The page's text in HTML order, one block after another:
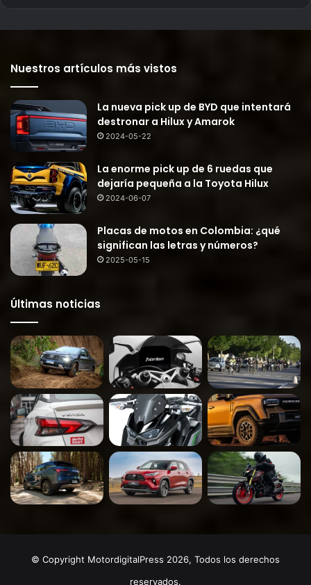
Nuestros artículos más vistos
La nueva pick up de BYD que intentará
destronar a Hilux y Amarok
2024-05-22
La enorme pick up de 6 ruedas que
dejaría pequeña a la Toyota Hilux
2024-06-07
Placas de motos en Colombia: ¿qué
significan las letras y números?
2025-05-15
Últimas noticias
© Copyright MotordigitalPress 2026, Todos los derechos
reservados.